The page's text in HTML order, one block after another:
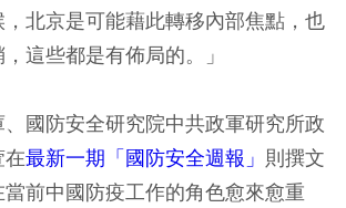
，北京是可能藉此轉移內部焦點，也
，這些都是有佈局的。」
國防安全研究院中共政軍研究所政
在最新一期「國防安全週報」 則撰文
前中國防疫工作的角色愈來愈重